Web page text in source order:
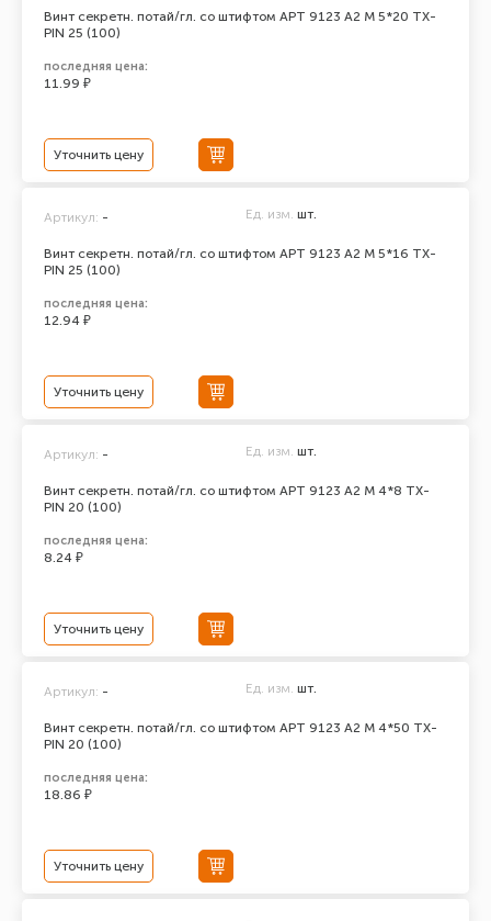
Винт секретн. потай/гл. со штифтом АРТ 9123 А2 M 5*20 TX-
PIN 25 (100)
последняя цена:
11.99 ₽
Уточнить цену
Винт секретн. потай/гл. со штифтом АРТ 9123 А2 M 5*16 TX-
PIN 25 (100)
Артикул: - Ед. изм. шт.
последняя цена:
12.94 ₽
Уточнить цену
Винт секретн. потай/гл. со штифтом АРТ 9123 А2 M 4*8 TX-
PIN 20 (100)
Артикул: - Ед. изм. шт.
последняя цена:
8.24 ₽
Уточнить цену
Винт секретн. потай/гл. со штифтом АРТ 9123 А2 M 4*50 TX-
PIN 20 (100)
Артикул: - Ед. изм. шт.
последняя цена:
18.86 ₽
Уточнить цену